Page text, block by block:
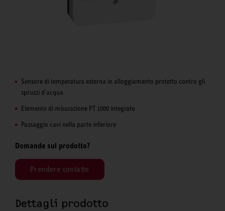
Sensore di temperatura esterna in alloggiamento protetto contro gli
spruzzi d'acqua
Elemento di misurazione PT 1000 integrato
Passaggio cavi nella parte inferiore
Domande sul prodotto?
Prendere contatto
Dettagli prodotto